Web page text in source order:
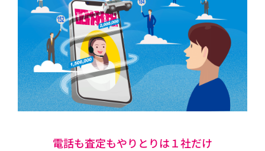
電話も査定もやりとりは１社だけ